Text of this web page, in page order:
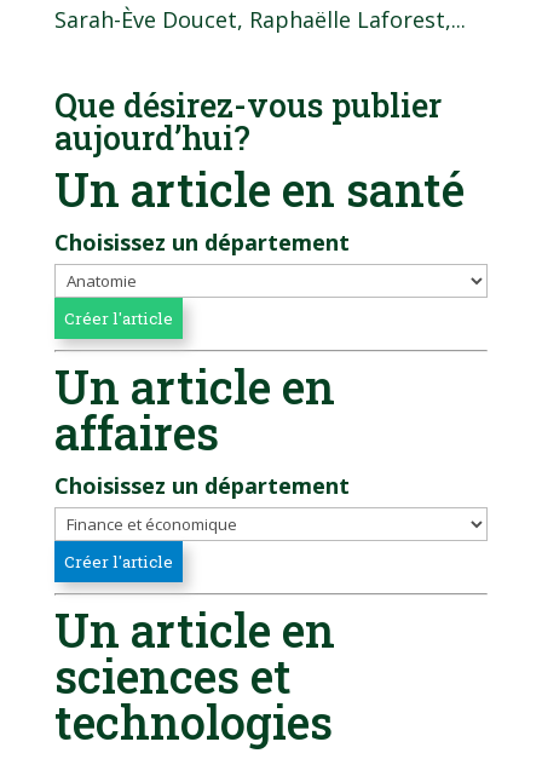
Sarah-Ève Doucet, Raphaëlle Laforest,...
Que désirez-vous publier
aujourd’hui?
Un article en santé
Choisissez un département
Un article en
affaires
Choisissez un département
Un article en
sciences et
technologies